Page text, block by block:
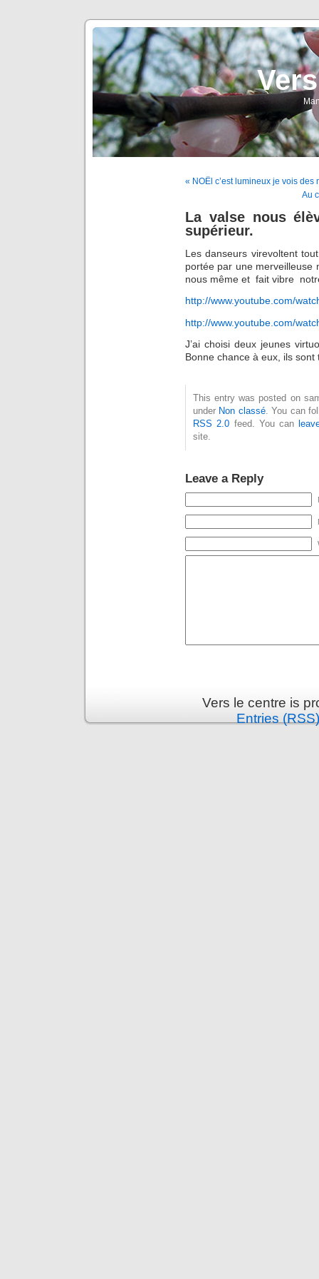
« NOËl c’est lumineux je vois des
Au
La valse nous
supérieur.
Les danseurs virevoltent
portée par une
nous même et fait vibre
http://www.youtube.com/
http://www.youtube.com/
J’ai choisi deux jeunes
Bonne chance à eux, ils
This entry was posted on
under Non classé. You can
RSS 2.0 feed. You can
site.
Leave a Reply
Vers le centre is
Entries (RSS)